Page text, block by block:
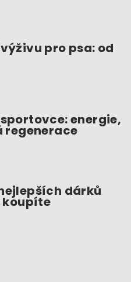
pro psa: od
energie,
dárků
koupíte